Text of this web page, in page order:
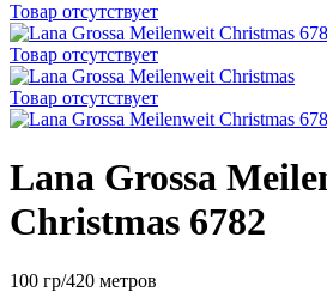
Товар отсутствует
Товар отсутствует
Товар отсутствует
Lana Grossa
Christmas 6782
100 гр/420 метров